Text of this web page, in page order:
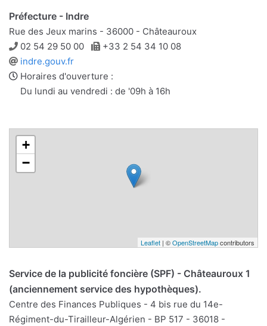
Préfecture - Indre
Rue des Jeux marins - 36000 - Châteauroux
Téléphone
02 54 29 50 00 Télécopie
+33 2 54 34 10 08
Site
web
indre.gouv.fr
Horaires d'ouverture :
Du lundi au vendredi : de '09h à 16h
+
−
Leaflet | ©OpenStreetMapcontributors
Service de la publicité foncière (SPF) - Châteauroux 1
(anciennement service des hypothèques).
Centre des Finances Publiques - 4 bis rue du 14e-
Régiment-du-Tirailleur-Algérien - BP 517 - 36018 -